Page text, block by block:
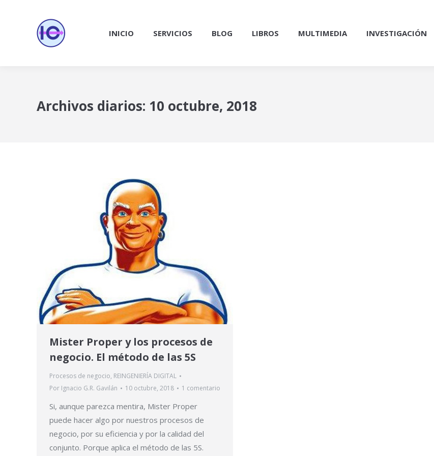
INICIO SERVICIOS BLOG LIBROS MULTIMEDIA INVESTIGACIÓN
Archivos diarios: 10 octubre, 2018
Mister Proper y los procesos de
negocio. El método de las 5S
Procesos de negocio, REINGENIERÍA DIGITAL
Por Ignacio G.R. Gavilán 10 octubre, 2018 1 comentario
Si, aunque parezca mentira, Mister Proper
puede hacer algo por nuestros procesos de
negocio, por su eficiencia y por la calidad del
conjunto. Porque aplica el método de las 5S.